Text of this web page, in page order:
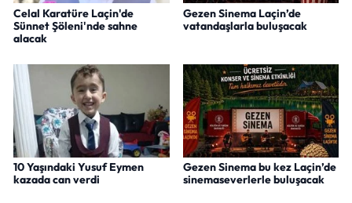
Celal Karatüre Laçin'de
Sünnet Şöleni'nde sahne
alacak
Gezen Sinema Laçin’de
vatandaşlarla buluşacak
10 Yaşındaki Yusuf Eymen
kazada can verdi
Gezen Sinema bu kez Laçin’de
sinemaseverlerle buluşacak